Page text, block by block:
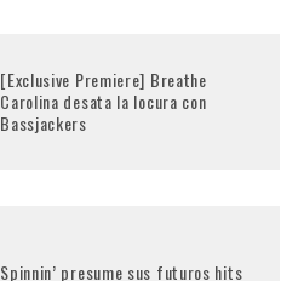
[Exclusive Premiere] Breathe
Carolina desata la locura con
Bassjackers
Spinnin’ presume sus futuros hits